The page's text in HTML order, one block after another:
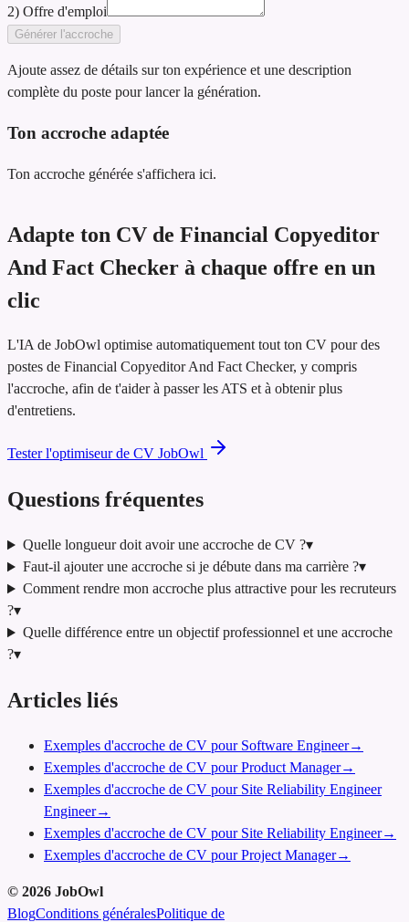
2) Offre d'emploi
Générer l'accroche
Ajoute assez de détails sur ton expérience et une description
complète du poste pour lancer la génération.
Ton accroche adaptée
Ton accroche générée s'affichera ici.
Adapte ton CV de Financial Copyeditor
And Fact Checker à chaque offre en un
clic
L'IA de JobOwl optimise automatiquement tout ton CV pour des
postes de Financial Copyeditor And Fact Checker, y compris
l'accroche, afin de t'aider à passer les ATS et à obtenir plus
d'entretiens.
Tester l'optimiseur de CV JobOwl
Questions fréquentes
Quelle longueur doit avoir une accroche de CV ?▾
Faut-il ajouter une accroche si je débute dans ma carrière ?▾
Comment rendre mon accroche plus attractive pour les recruteurs
?▾
Quelle différence entre un objectif professionnel et une accroche
?▾
Articles liés
Exemples d'accroche de CV pour Software Engineer→
Exemples d'accroche de CV pour Product Manager→
Exemples d'accroche de CV pour Site Reliability Engineer
Engineer→
Exemples d'accroche de CV pour Site Reliability Engineer→
Exemples d'accroche de CV pour Project Manager→
© 2026 JobOwl
BlogConditions généralesPolitique de